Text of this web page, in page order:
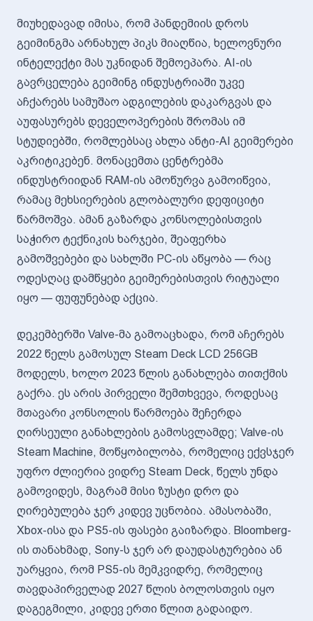
მიუხედავად იმისა, რომ პანდემიის დროს
გეიმინგმა არნახულ პიკს მიაღწია, ხელოვნური
ინტელექტი მას უკნიდან შემოეპარა. AI-ის
გავრცელება გეიმინგ ინდუსტრიაში უკვე
აჩქარებს სამუშაო ადგილების დაკარგვას და
აუფასურებს დეველოპერების შრომას იმ
სტუდიებში, რომლებსაც ახლა ანტი-AI გეიმერები
აკრიტიკებენ. მონაცემთა ცენტრებმა
ინდუსტრიიდან RAM-ის ამოწურვა გამოიწვია,
რამაც მეხსიერების გლობალური დეფიციტი
წარმოშვა. ამან გაზარდა კონსოლებისთვის
საჭირო ტექნიკის ხარჯები, შეაფერხა
გამოშვებები და სახლში PC-ის აწყობა — რაც
ოდესღაც დამწყები გეიმერებისთვის რიტუალი
იყო — ფუფუნებად აქცია.
დეკემბერში Valve-მა გამოაცხადა, რომ აჩერებს
2022 წელს გამოსულ Steam Deck LCD 256GB
მოდელს, ხოლო 2023 წლის განახლება თითქმის
გაქრა. ეს არის პირველი შემთხვევა, როდესაც
მთავარი კონსოლის წარმოება შეჩერდა
ღირსეული განახლების გამოსვლამდე; Valve-ის
Steam Machine, მოწყობილობა, რომელიც ექვსჯერ
უფრო ძლიერია ვიდრე Steam Deck, წელს უნდა
გამოვიდეს, მაგრამ მისი ზუსტი დრო და
ღირებულება ჯერ კიდევ უცნობია. ამასობაში,
Xbox-ისა და PS5-ის ფასები გაიზარდა. Bloomberg-
ის თანახმად, Sony-ს ჯერ არ დაუდასტურებია ან
უარყვია, რომ PS5-ის მემკვიდრე, რომელიც
თავდაპირველად 2027 წლის ბოლოსთვის იყო
დაგეგმილი, კიდევ ერთი წლით გადაიდო.